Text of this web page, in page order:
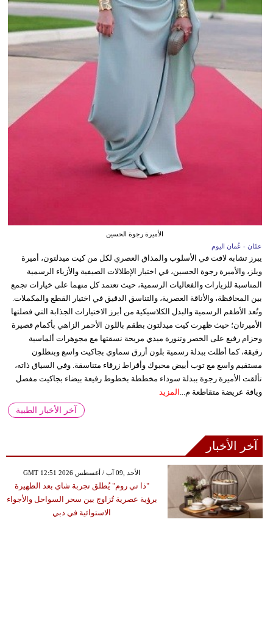
الأميرة رجوة الحسين
عمّان - عُمان اليوم
يبرز تشابه لافت في الأسلوب والمذاق العصري لكل من كيت ميدلتون، أميرة
ويلز، والأميرة رجوة الحسين، في اختيار الإطلالات الصيفية والأزياء الرسمية
المناسبة للزيارات والفعاليات الرسمية، حيث تعتمد كل منهما على خيارات تجمع
بين المحافظة، والأناقة العصرية، والتناسق الدقيق في اختيار القطع والمكملات.
وتُعد الأطقم الرسمية والبدل الكلاسيكية من أبرز الاختيارات الجذابة التي فضلتها
الأميرتان؛ حيث ظهرت كيت ميدلتون بطقم باللون الأحمر الزاهي بأكمام قصيرة
وحزام رفيع على الخصر وتنورة ميدي مريحة نسقتها مع مجوهرات ألماسية
رقيقة، كما أطلت ببدلة رسمية بلون أزرق سماوي بجاكيت واسع وبنطلون
مستقيم واسع مع توب أبيض محبوك وأقراط زرقاء متناسقة. وفي السياق ذاته،
تألقت الأميرة رجوة ببدلة سوداء مخططة بخطوط رفيعة بيضاء بجاكيت مفصل
وياقة عريضة متقاطعة م... المزيد
آخر الأخبار الطبية
آخر الأخبار
GMT 12:51 2026 الأحد ,09 آب / أغسطس
"ذا تي روم" يُطلق تجربة شاي بعد الظهيرة
برؤية عصرية تُزاوج بين سحر السواحل والأجواء
الاستوائية في دبي